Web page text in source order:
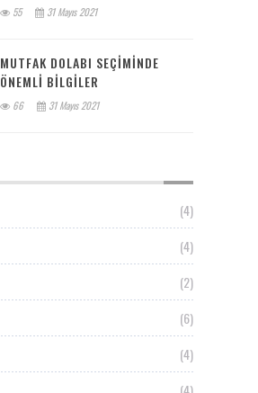
55 31 Mayıs 2021
MUTFAK DOLABI SEÇIMINDE
ÖNEMLI BILGILER
66 31 Mayıs 2021
(4)
(4)
(2)
(6)
(4)